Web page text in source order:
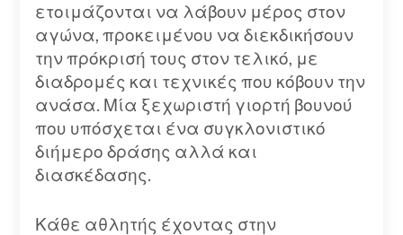
ετοιμάζονται να λάβουν μέρος στον
αγώνα, προκειμένου να διεκδικήσουν
την πρόκρισή τους στον τελικό, με
διαδρομές και τεχνικές που κόβουν την
ανάσα. Μία ξεχωριστή γιορτή βουνού
που υπόσχεται ένα συγκλονιστικό
διήμερο δράσης αλλά και
διασκέδασης.
Κάθε αθλητής έχοντας στην